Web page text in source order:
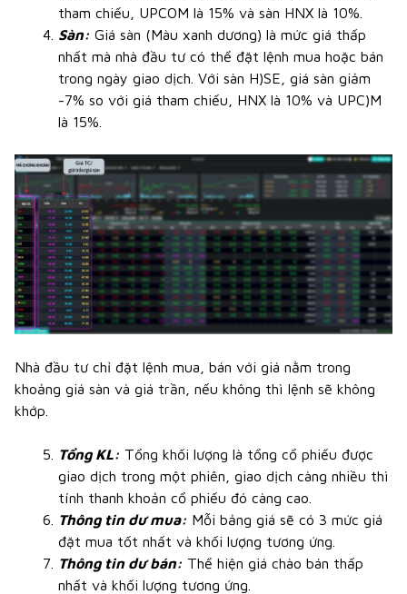
tham chiếu, UPCOM là 15% và sàn HNX là 10%.
Sàn: Giá sàn (Màu xanh dương) là mức giá thấp
nhất mà nhà đầu tư có thể đặt lệnh mua hoặc bán
trong ngày giao dịch. Với sàn H)SE, giá sàn giảm
-7% so với giá tham chiếu, HNX là 10% và UPC)M
là 15%.
Nhà đầu tư chỉ đặt lệnh mua, bán với giá nằm trong
khoảng giá sàn và giá trần, nếu không thì lệnh sẽ không
khớp.
Tổng KL: Tổng khối lượng là tổng cổ phiếu được
giao dịch trong một phiên, giao dịch càng nhiều thì
tính thanh khoản cổ phiếu đó càng cao.
Thông tin dư mua: Mỗi bảng giá sẽ có 3 mức giá
đặt mua tốt nhất và khối lượng tương ứng.
Thông tin dư bán: Thể hiện giá chào bán thấp
nhất và khối lượng tương ứng.